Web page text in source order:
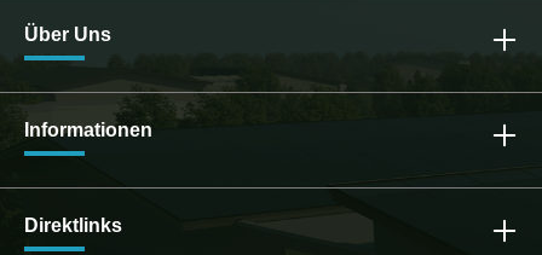
Über Uns
Informationen
Direktlinks